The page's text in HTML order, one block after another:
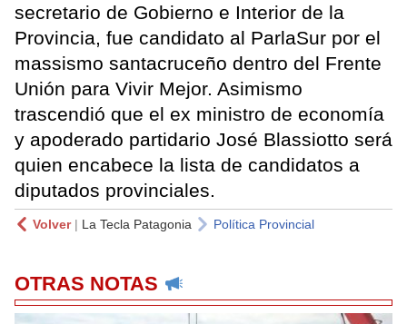
secretario de Gobierno e Interior de la
Provincia, fue candidato al ParlaSur por el
massismo santacruceño dentro del Frente
Unión para Vivir Mejor. Asimismo
trascendió que el ex ministro de economía
y apoderado partidario José Blassiotto será
quien encabece la lista de candidatos a
diputados provinciales.
Volver| La Tecla Patagonia Política Provincial
OTRAS NOTAS